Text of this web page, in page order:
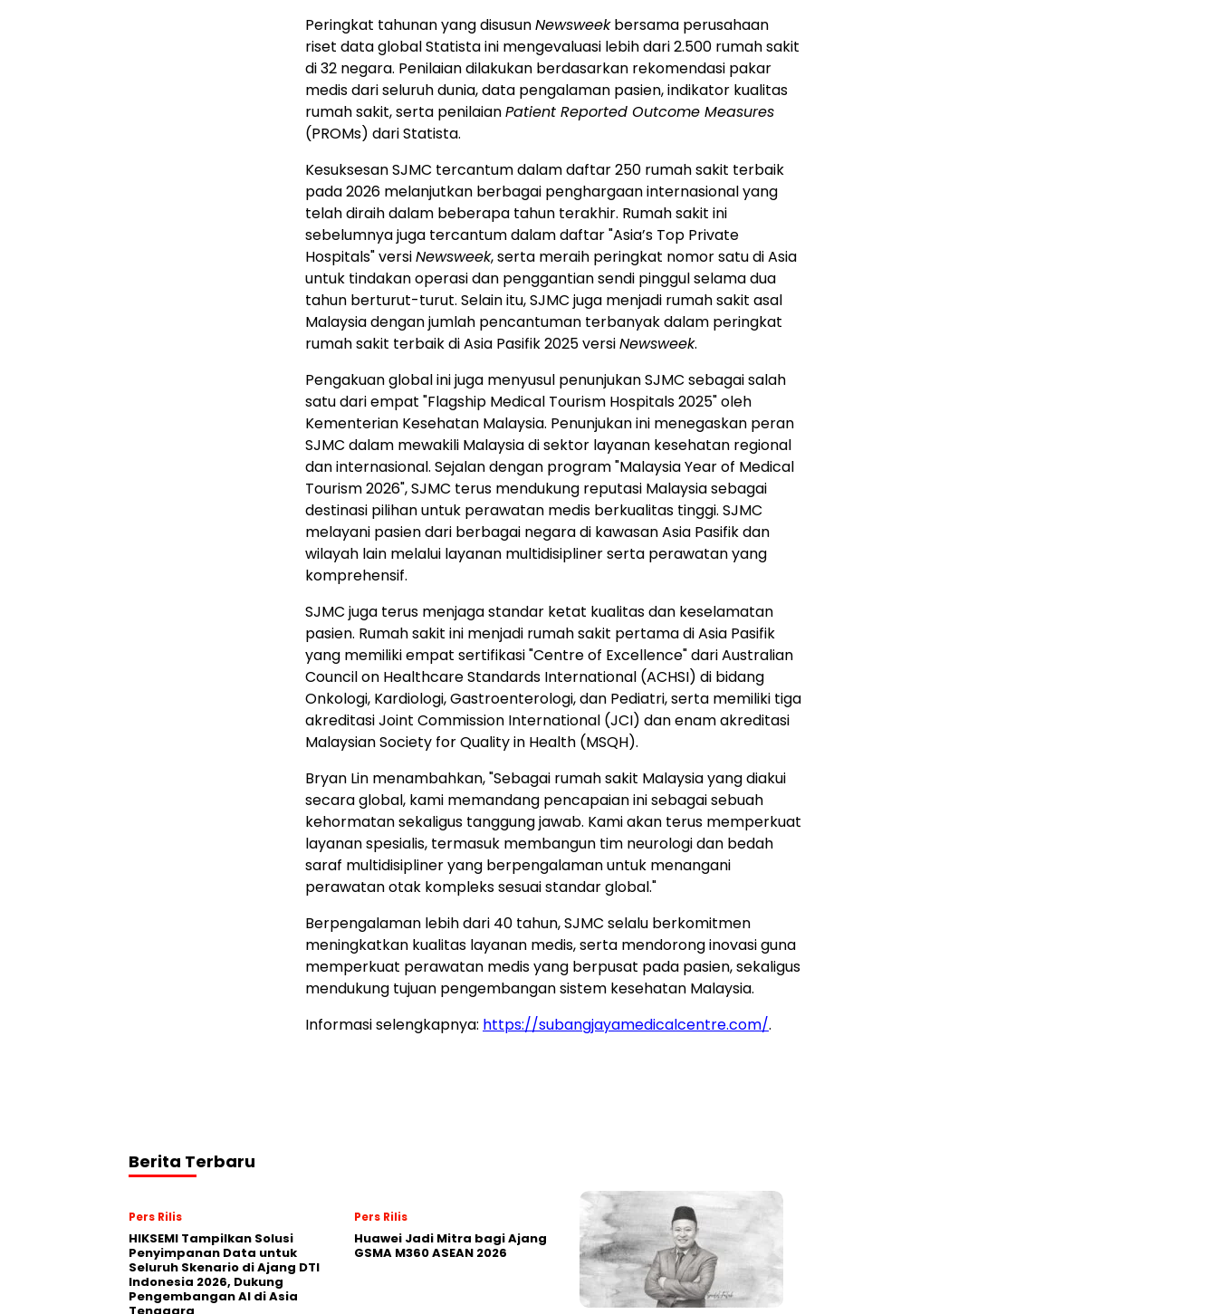
Peringkat tahunan yang disusunNewsweekbersama perusahaan
riset data global Statista ini mengevaluasi lebih dari 2.500 rumah sakit
di 32 negara. Penilaian dilakukan berdasarkan rekomendasi pakar
medis dari seluruh dunia, data pengalaman pasien, indikator kualitas
rumah sakit, serta penilaianPatient Reported Outcome Measures
(PROMs) dari Statista.
Kesuksesan SJMC tercantum dalam daftar 250 rumah sakit terbaik
pada 2026 melanjutkan berbagai penghargaan internasional yang
telah diraih dalam beberapa tahun terakhir. Rumah sakit ini
sebelumnya juga tercantum dalam daftar "Asia’s Top Private
Hospitals" versiNewsweek, serta meraih peringkat nomor satu di Asia
untuk tindakan operasi dan penggantian sendi pinggul selama dua
tahun berturut-turut. Selain itu, SJMC juga menjadi rumah sakit asal
Malaysia dengan jumlah pencantuman terbanyak dalam peringkat
rumah sakit terbaik di Asia Pasifik 2025 versiNewsweek.
Pengakuan global ini juga menyusul penunjukan SJMC sebagai salah
satu dari empat "Flagship Medical Tourism Hospitals 2025" oleh
Kementerian Kesehatan Malaysia. Penunjukan ini menegaskan peran
SJMC dalam mewakili Malaysia di sektor layanan kesehatan regional
dan internasional. Sejalan dengan program "Malaysia Year of Medical
Tourism 2026", SJMC terus mendukung reputasi Malaysia sebagai
destinasi pilihan untuk perawatan medis berkualitas tinggi. SJMC
melayani pasien dari berbagai negara di kawasan Asia Pasifik dan
wilayah lain melalui layanan multidisipliner serta perawatan yang
komprehensif.
SJMC juga terus menjaga standar ketat kualitas dan keselamatan
pasien. Rumah sakit ini menjadi rumah sakit pertama di Asia Pasifik
yang memiliki empat sertifikasi "Centre of Excellence" dari Australian
Council on Healthcare Standards International (ACHSI) di bidang
Onkologi, Kardiologi, Gastroenterologi, dan Pediatri, serta memiliki tiga
akreditasi Joint Commission International (JCI) dan enam akreditasi
Malaysian Society for Quality in Health (MSQH).
Bryan Lin menambahkan, "Sebagai rumah sakit Malaysia yang diakui
secara global, kami memandang pencapaian ini sebagai sebuah
kehormatan sekaligus tanggung jawab. Kami akan terus memperkuat
layanan spesialis, termasuk membangun tim neurologi dan bedah
saraf multidisipliner yang berpengalaman untuk menangani
perawatan otak kompleks sesuai standar global."
Berpengalaman lebih dari 40 tahun, SJMC selalu berkomitmen
meningkatkan kualitas layanan medis, serta mendorong inovasi guna
memperkuat perawatan medis yang berpusat pada pasien, sekaligus
mendukung tujuan pengembangan sistem kesehatan Malaysia.
Informasi selengkapnya: https://subangjayamedicalcentre.com/.
Berita Terbaru
Pers Rilis
HIKSEMI Tampilkan Solusi
Penyimpanan Data untuk
Seluruh Skenario di Ajang DTI
Indonesia 2026, Dukung
Pengembangan AI di Asia
Tenggara
Pers Rilis
Huawei Jadi Mitra bagi Ajang
GSMA M360 ASEAN 2026